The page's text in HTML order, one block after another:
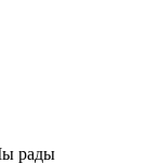
рады